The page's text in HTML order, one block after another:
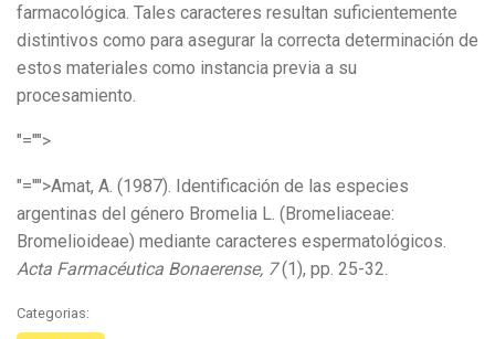
farmacológica. Tales caracteres resultan suficientemente
distintivos como para asegurar la correcta determinación de
estos materiales como instancia previa a su
procesamiento.
"="">
"="">Amat, A. (1987). Identificación de las especies
argentinas del género Bromelia L. (Bromeliaceae:
Bromelioideae) mediante caracteres espermatológicos.
Acta Farmacéutica Bonaerense, 7(1), pp. 25-32.
Categorias: